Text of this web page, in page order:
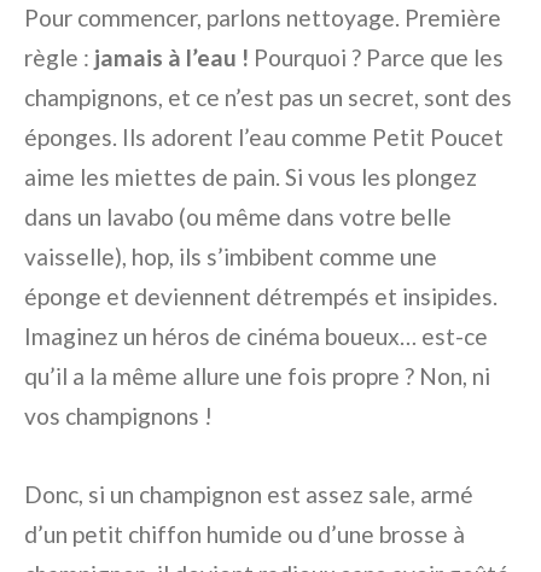
Pour commencer, parlons nettoyage. Première
règle : jamais à l’eau ! Pourquoi ? Parce que les
champignons, et ce n’est pas un secret, sont des
éponges. Ils adorent l’eau comme Petit Poucet
aime les miettes de pain. Si vous les plongez
dans un lavabo (ou même dans votre belle
vaisselle), hop, ils s’imbibent comme une
éponge et deviennent détrempés et insipides.
Imaginez un héros de cinéma boueux… est-ce
qu’il a la même allure une fois propre ? Non, ni
vos champignons !
Donc, si un champignon est assez sale, armé
d’un petit chiffon humide ou d’une brosse à